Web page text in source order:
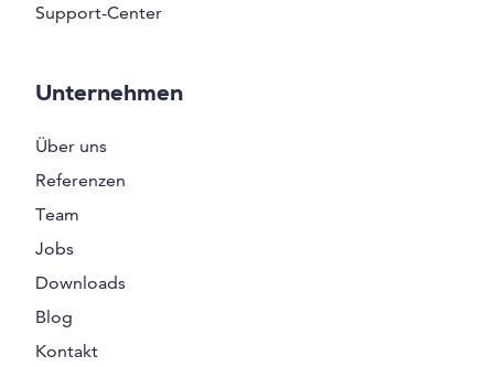
Support-Center
Unternehmen
Über uns
Referenzen
Team
Jobs
Downloads
Blog
Kontakt